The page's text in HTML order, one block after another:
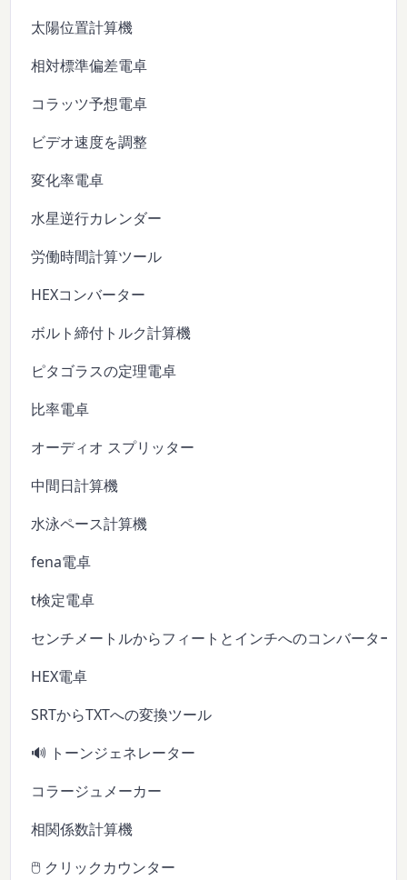
太陽位置計算機
相対標準偏差電卓
コラッツ予想電卓
ビデオ速度を調整
変化率電卓
水星逆行カレンダー
労働時間計算ツール
HEXコンバーター
ボルト締付トルク計算機
ピタゴラスの定理電卓
比率電卓
オーディオ スプリッター
中間日計算機
水泳ペース計算機
fena電卓
t検定電卓
センチメートルからフィートとインチへのコンバーター
HEX電卓
SRTからTXTへの変換ツール
🔊 トーンジェネレーター
コラージュメーカー
相関係数計算機
🖱️ クリックカウンター